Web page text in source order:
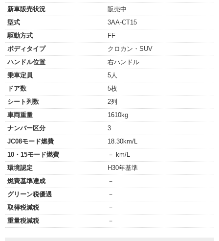
新車販売状況
販売中
型式
3AA-CT15
駆動方式
FF
ボディタイプ
クロカン・SUV
ハンドル位置
右ハンドル
乗車定員
5人
ドア数
5枚
シート列数
2列
車両重量
1610kg
ナンバー区分
3
JC08モード燃費
18.30km/L
10・15モード燃費
－ km/L
環境認定
H30年基準
燃費基準達成
－
グリーン税優遇
－
取得税減税
－
重量税減税
－